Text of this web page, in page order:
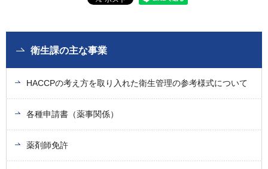
衛生課の主な事業
HACCPの考え方を取り入れた衛生管理の参考様式について
各種申請書（薬事関係）
薬剤師免許